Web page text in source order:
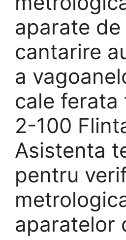
aparate de
cantarire
a
cale ferata
2-100
Asistenta
pentru
aparatelor